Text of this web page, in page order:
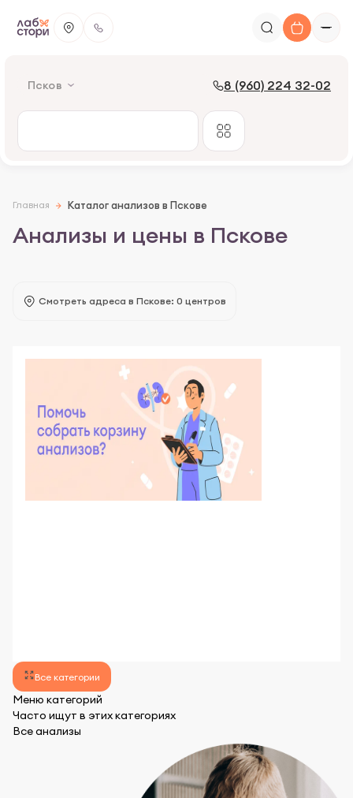
Псков 8 (960) 224 32-02
Главная Каталог анализов в Пскове
Анализы и цены в Пскове
Смотреть адреса в Пскове: 0 центров
Все категории
Меню категорий
Часто ищут в этих категориях
Все анализы